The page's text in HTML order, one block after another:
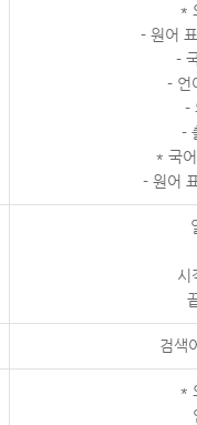
*
- 원어
-
- 언
-
-
* 국
- 원어
시
검색
*